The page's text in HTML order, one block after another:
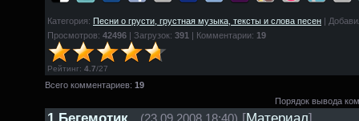
Категория: Песни о грусти, грустная музыка, тексты и слова песен |
Просмотров: 42496 | Загрузок: 391 | Комментарии: 19
Рейтинг: 4.7/27
Всего комментариев: 19
Порядок вывода